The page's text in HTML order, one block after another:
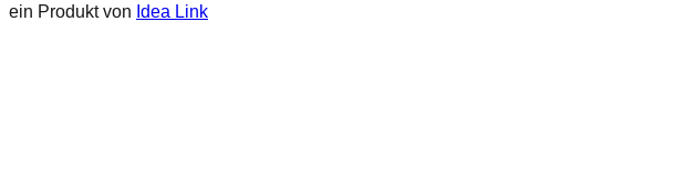
ein Produkt von Idea Link